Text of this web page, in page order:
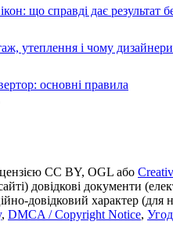
що справді дає результат
утеплення і чому
основні правила
CC BY, OGL або
довідкові документи
довідковий характер (для
, DMCA / Copyright Notice,